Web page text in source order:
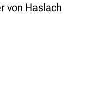
von Haslach